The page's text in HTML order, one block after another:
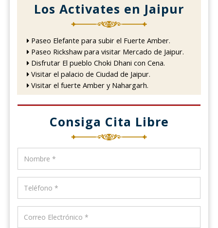
Los Activates en Jaipur
Paseo Elefante para subir el Fuerte Amber.
Paseo Rickshaw para visitar Mercado de Jaipur.
Disfrutar El pueblo Choki Dhani con Cena.
Visitar el palacio de Ciudad de Jaipur.
Visitar el fuerte Amber y Nahargarh.
Consiga Cita Libre